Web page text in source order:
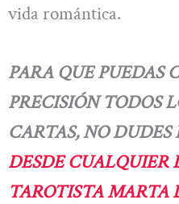
vida romántica.
PARA QUE PUEDAS
PRECISIÓN TODOS
CARTAS, NO DUDES
DESDE CUALQUIER
TAROTISTA MARTA